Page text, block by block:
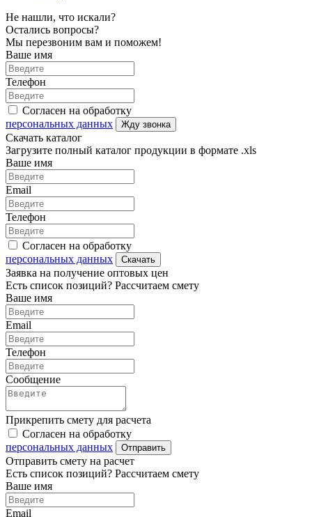
Не нашли, что искали?
Остались вопросы?
Мы перезвоним вам и поможем!
Ваше имя
Телефон
Согласен на обработку
персональных данных
Жду звонка
Скачать каталог
Загрузите полный каталог продукции в формате .xls
Ваше имя
Email
Телефон
Согласен на обработку
персональных данных
Скачать
Заявка на получение оптовых цен
Есть список позиций? Рассчитаем смету
Ваше имя
Email
Телефон
Сообщение
Прикрепить смету для расчета
Согласен на обработку
персональных данных
Отправить
Отправить смету на расчет
Есть список позиций? Рассчитаем смету
Ваше имя
Email